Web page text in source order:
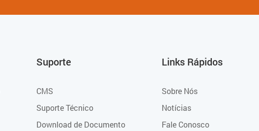
Suporte
CMS
Suporte Técnico
Download de Documento
Links Rápidos
Sobre Nós
Notícias
Fale Conosco